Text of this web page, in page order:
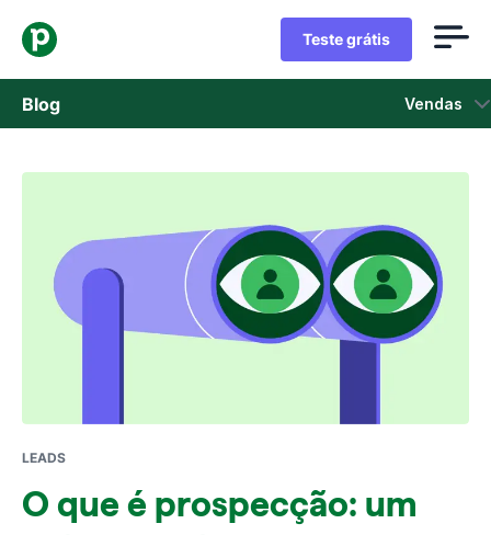
Teste grátis
Blog Vendas
Vendas
Atualizações de Produtos
Estudos de caso
Abre em uma nova janela
LEADS
O que é prospecção: um